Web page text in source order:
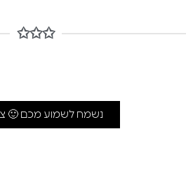
✩✩✩
נשמח לשמוע מכם 🙂